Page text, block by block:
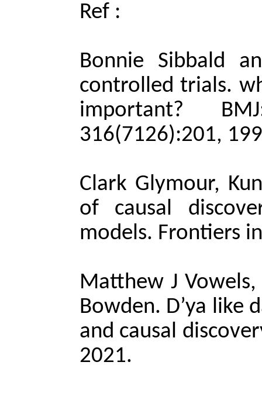
Ref :
Bonnie Sibbald
controlled trials.
important?
316(7126):201,
Clark Glymour,
of causal
models. Frontiers
Matthew J Vowels,
Bowden. D’ya like
and causal
2021.